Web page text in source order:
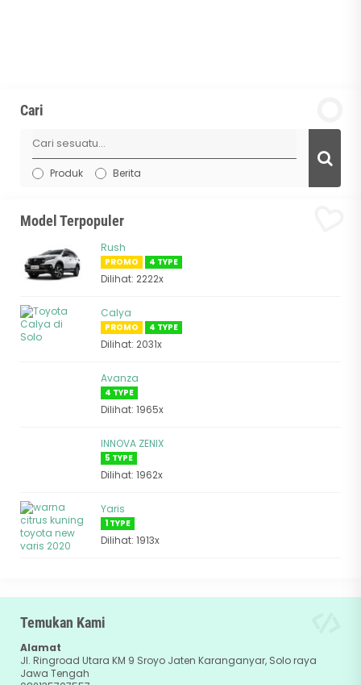
Cari
Produk Berita
Model Terpopuler
Rush
PROMO 4 TYPE
Dilihat: 2222x
Calya
PROMO 4 TYPE
Dilihat: 2031x
Avanza
4 TYPE
Dilihat: 1965x
INNOVA ZENIX
5 TYPE
Dilihat: 1962x
Yaris
1 TYPE
Dilihat: 1913x
Temukan Kami
Alamat
Jl. Ringroad Utara KM 9 Sroyo Jaten Karanganyar, Solo raya
Jawa Tengah